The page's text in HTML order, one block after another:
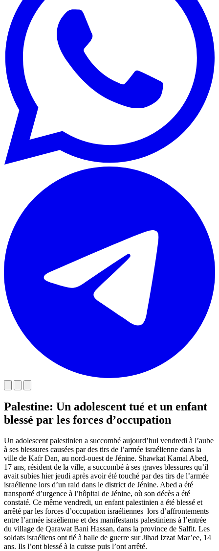
Palestine: Un adolescent tué et un enfant
blessé par les forces d’occupation
Un adolescent palestinien a succombé aujourd’hui vendredi à l’aube
à ses blessures causées par des tirs de l’armée israélienne dans la
ville de Kafr Dan, au nord-ouest de Jénine. Shawkat Kamal Abed,
17 ans, résident de la ville, a succombé à ses graves blessures qu’il
avait subies hier jeudi après avoir été touché par des tirs de l’armée
israélienne lors d’un raid dans le district de Jénine. Abed a été
transporté d’urgence à l’hôpital de Jénine, où son décès a été
constaté. Ce même vendredi, un enfant palestinien a été blessé et
arrêté par les forces d’occupation israéliennes lors d’affrontements
entre l’armée israélienne et des manifestants palestiniens à l’entrée
du village de Qarawat Bani Hassan, dans la province de Salfit. Les
soldats israéliens ont tié à balle de guerre sur Jihad Izzat Mar’ee, 14
ans. Ils l’ont blessé à la cuisse puis l’ont arrêté.